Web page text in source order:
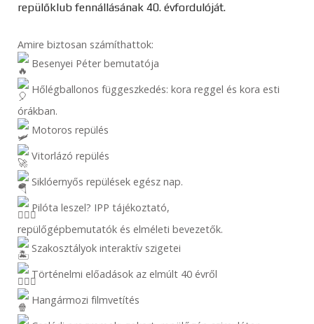
repülőklub fennállásának 40. évfordulóját.
Amire biztosan számíthattok:
Besenyei Péter bemutatója
Hőlégballonos függeszkedés: kora reggel és kora esti
órákban.
Motoros repülés
Vitorlázó repülés
Siklóernyős repülések egész nap.
Pilóta leszel? IPP tájékoztató,
repülőgépbemutatók és elméleti bevezetők.
Szakosztályok interaktív szigetei
Történelmi előadások az elmúlt 40 évről
Hangármozi filmvetítés